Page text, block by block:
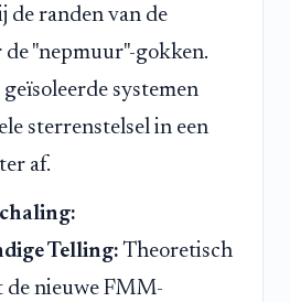
de randen van de
"nepmuur"-gokken.
systemen
sterrenstelsel in een
af.
Telling: Theoretisch
de nieuwe FMM-